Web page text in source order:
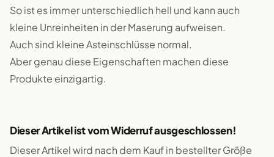
So ist es immer unterschiedlich hell und kann auch
kleine Unreinheiten in der Maserung aufweisen.
Auch sind kleine Asteinschlüsse normal.
Aber genau diese Eigenschaften machen diese
Produkte einzigartig.
Dieser Artikel ist vom Widerruf ausgeschlossen!
Dieser Artikel wird nach dem Kauf in bestellter Größe